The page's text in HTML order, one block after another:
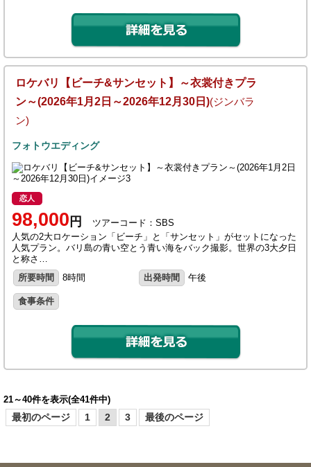
ロケバリ【ビーチ&サンセット】～衣裳付きプラ
ン～(2026年1月2日～2026年12月30日)(ジンバラ
ン)
フォトウエディング
恋人
98,000 円
ツアーコード：SBS
人気の2大ロケーション「ビーチ」と「サンセット」がセットになった
人気プラン。バリ島の青い空とう青い海をバック撮影。世界の3大夕日
と称さ…
所要時間
8時間 出発時間 午後
食事条件
21～40件を表示(全41件中)
最初のページ 1 2 3 最後のページ